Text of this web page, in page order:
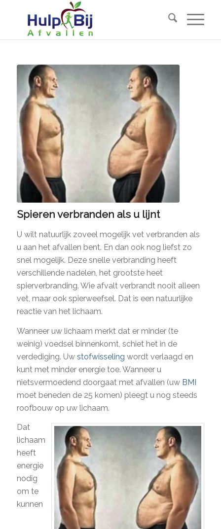
Spieren verbranden als u lijnt
U wilt natuurlijk zoveel mogelijk vet verbranden als
u aan het afvallen bent. En dan ook nog liefst zo
snel mogelijk. Deze snelle verbranding heeft
verschillende nadelen, het grootste heet
spierverbranding. Wie afvalt verbrandt nooit alleen
vet, maar ook spierweefsel. Dat is een natuurlijke
reactie van het lichaam.
Wanneer uw lichaam merkt dat er minder (te
weinig) voedsel binnenkomt, schiet het in de
verdediging. Uw stofwisseling wordt verlaagd en
kunt met minder energie toe. Wanneer u
nietsvermoedend doorgaat met afvallen (uw BMI
moet beneden de 25 komen) pleegt u nog steeds
roofbouw op uw lichaam.
Dat
lichaam
heeft
energie
nodig
om te
kunnen